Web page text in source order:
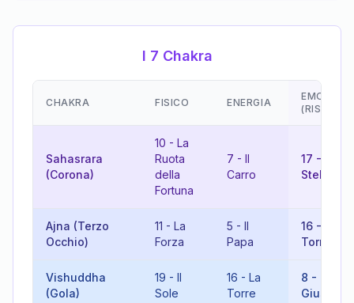
I 7 Chakra
CHAKRA FISICO ENERGIA
EMOZIONI
Sahasrara
(Corona)
10 - La
Ruota
della
Fortuna
7 - Il
Carro
17 -
Stella
Ajna (Terzo
Occhio)
11 - La
Forza
5 - Il
Papa
16 -
Torre
Vishuddha
(Gola)
19 - Il
Sole
16 - La
Torre
8 -
Giustizia